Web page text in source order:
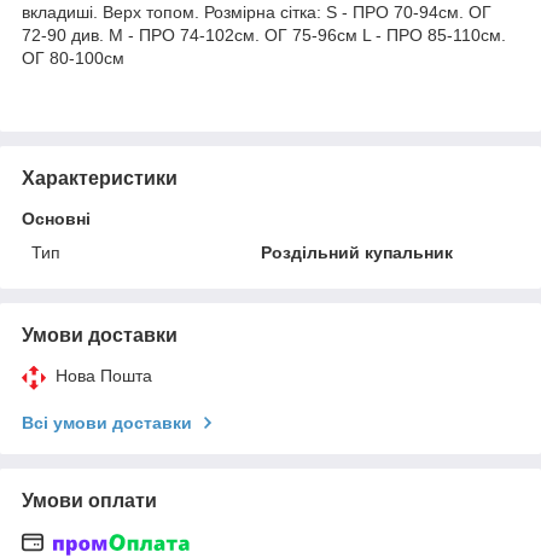
вкладиші. Верх топом. Розмірна сітка: S - ПРО 70-94см. ОГ
72-90 див. M - ПРО 74-102см. ОГ 75-96см L - ПРО 85-110см.
ОГ 80-100см
Характеристики
Основні
Тип
Роздільний купальник
Умови доставки
Нова Пошта
Всі умови доставки
Умови оплати